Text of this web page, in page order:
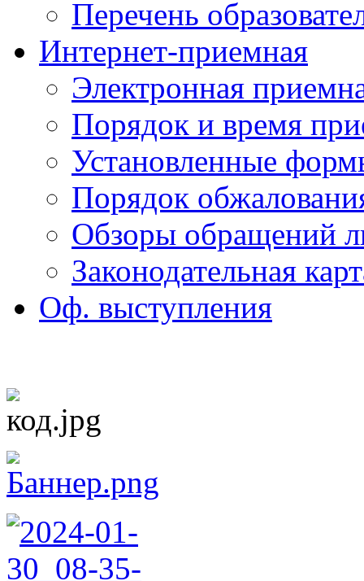
Перечень
Интернет-приемная
Электронная
Порядок и время
Установленные
Порядок
Обзоры обращений
Законодательная
Оф. выступления